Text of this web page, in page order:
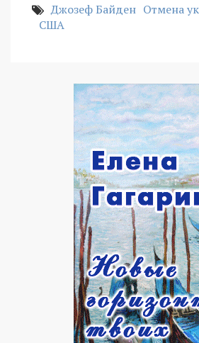
Джозеф Байден Отмена
США